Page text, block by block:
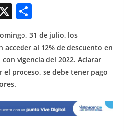
X S
ar
e
31 de julio, los
acceder al 12% de descuento en
vigencia del 2022. Aclarar
el proceso, se debe tener pago